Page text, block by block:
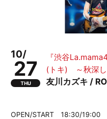
10/
27
THU
『渋谷
(トキ) ～秋深
友川カズキ /
OPEN/START 18:30/19:00